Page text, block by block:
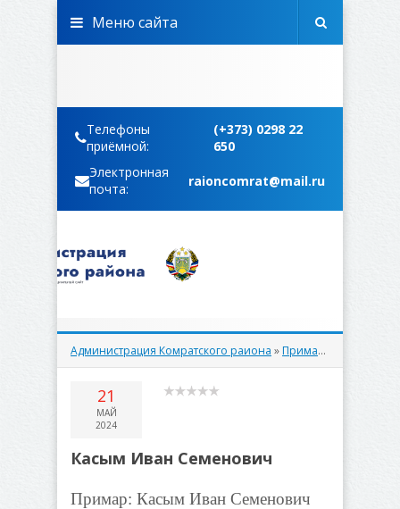
Телефоны
приёмной:
(+373) 0298 22
650
Электронная
почта:
raioncomrat@mail.ru
Меню сайта
Администрация Комратского раиона »Примары
21
МАЙ
2024
Касым Иван Семенович
Примар: Касым Иван Семенович